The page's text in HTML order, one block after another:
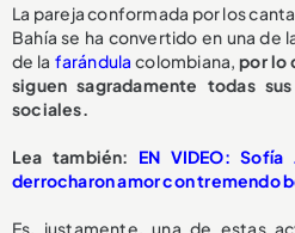
La pareja conformada por los
Bahía se ha convertido en una de
de la farándula colombiana,por lo
siguen sagradamente todas
sociales.
Lea también: EN VIDEO:
derrocharon amor con tremendo
Es, justamente, una de estas